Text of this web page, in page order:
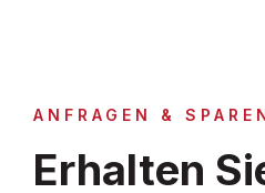
ANFRAGEN &
Erhalten